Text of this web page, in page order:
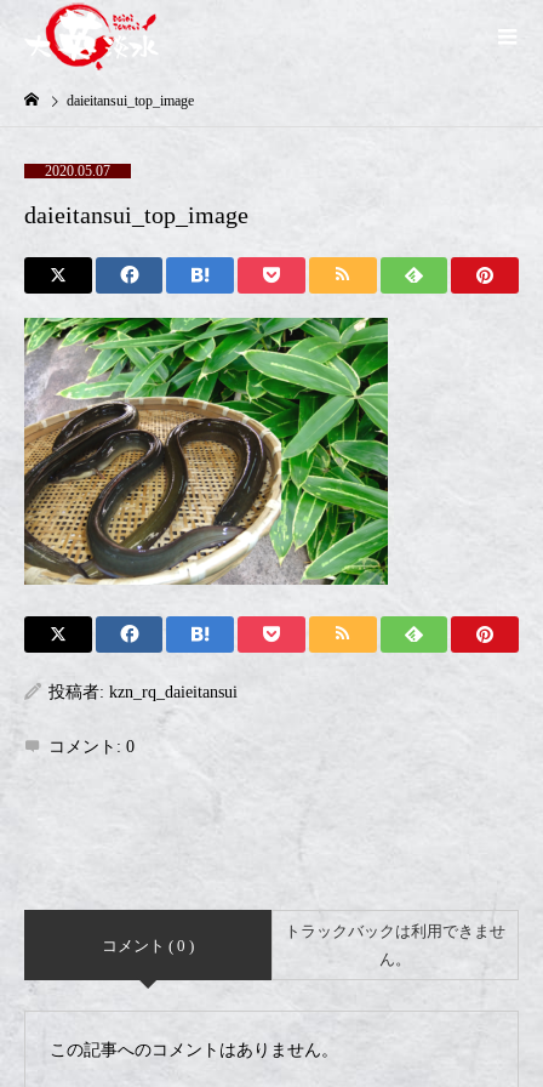
daieitansui_top_image
2020.05.07
daieitansui_top_image
投稿者: kzn_rq_daieitansui
コメント: 0
コメント ( 0 )
トラックバックは利用できませ
ん。
この記事へのコメントはありません。